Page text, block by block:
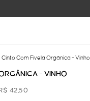
Cinto Com Fivela Orgânica - Vinho
- VINHO
42,50